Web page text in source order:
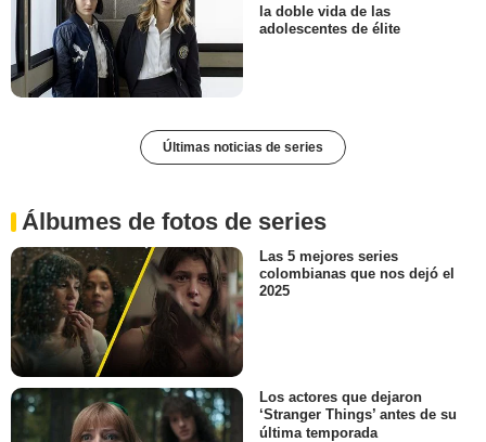
la doble vida de las
adolescentes de élite
Últimas noticias de series
Álbumes de fotos de series
Las 5 mejores series
colombianas que nos dejó el
2025
Los actores que dejaron
‘Stranger Things’ antes de su
última temporada